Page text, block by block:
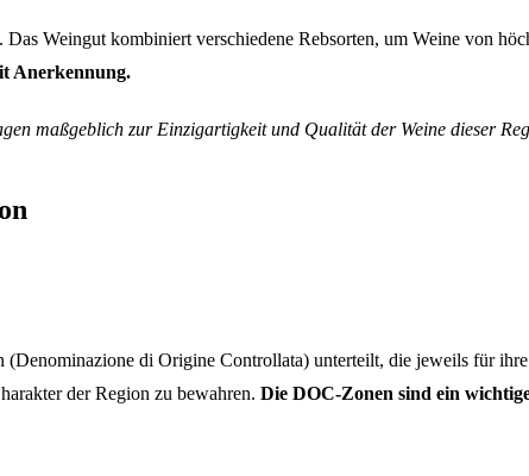
Weingut kombiniert verschiedene Rebsorten, um Weine von
Anerkennung.
maßgeblich zur Einzigartigkeit und Qualität der Weine dieser
di Origine Controllata) unterteilt, die jeweils für
der Region zu bewahren. Die DOC-Zonen sind ein